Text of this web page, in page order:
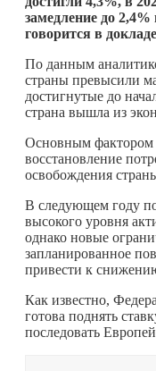
замедление до
говорится в
По данным
страны превысили
достигнутые до
страна вышла из
Основным фактором
восстановление
освобождения
В следующем году
высокого уровня
однако новые
запланированное
привести к
Как известно,
готова поднять
последовать